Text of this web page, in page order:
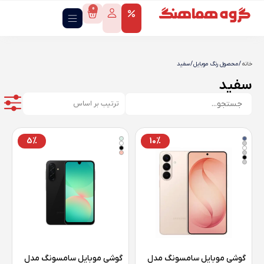
0
خانه/ محصول رنگ موبایل / سفید
سفید
10%
گوشی موبايل سامسونگ مدل
5%
گوشی موبايل سامسونگ مدل